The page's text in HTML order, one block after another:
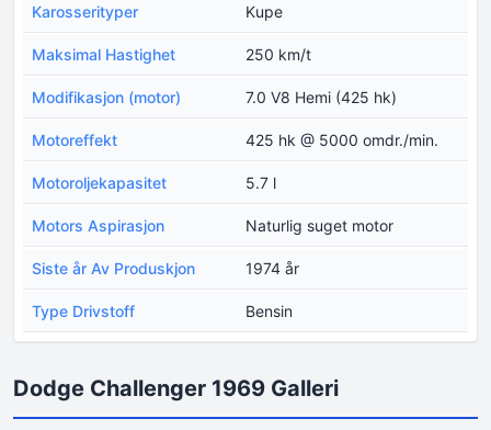
Karosserityper Kupe
Maksimal Hastighet 250 km/t
Modifikasjon (motor) 7.0 V8 Hemi (425 hk)
Motoreffekt 425 hk @ 5000 omdr./min.
Motoroljekapasitet 5.7 l
Motors Aspirasjon Naturlig suget motor
Siste år Av Produskjon 1974 år
Type Drivstoff Bensin
Dodge Challenger 1969 Galleri